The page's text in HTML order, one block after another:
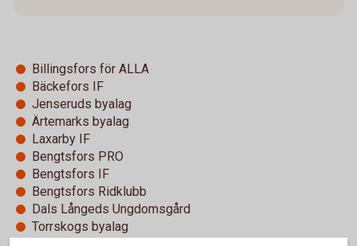
Billingsfors för ALLA
Bäckefors IF
Jenseruds byalag
Ärtemarks byalag
Laxarby IF
Bengtsfors PRO
Bengtsfors IF
Bengtsfors Ridklubb
Dals Långeds Ungdomsgård
Torrskogs byalag